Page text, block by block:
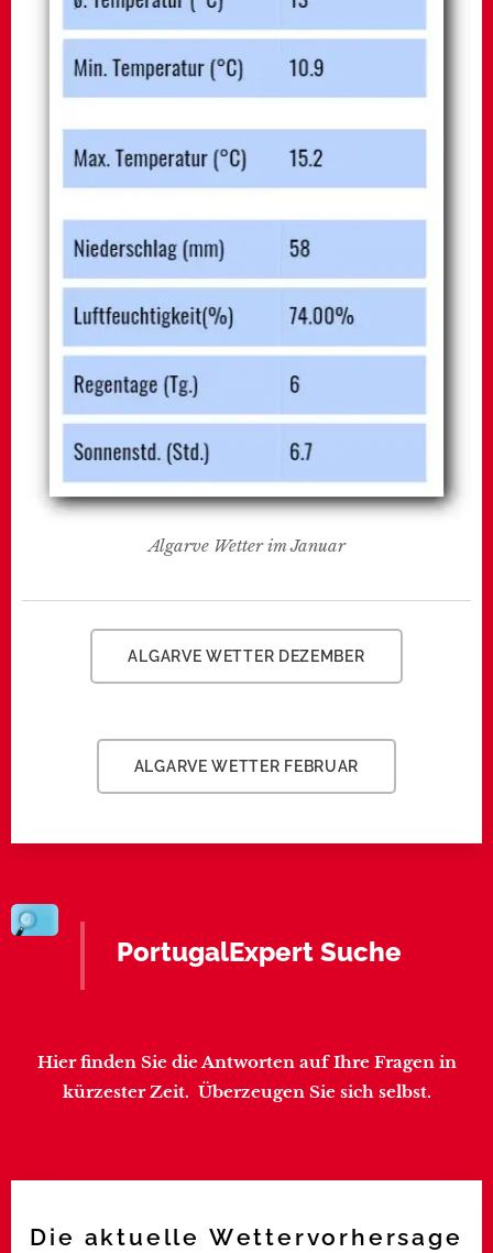
Algarve Wetter im Januar
ALGARVE WETTER DEZEMBER
ALGARVE WETTER FEBRUAR
PortugalExpert Suche
Hier finden Sie die Antworten auf Ihre Fragen in
kürzester Zeit. Überzeugen Sie sich selbst.
Die aktuelle Wettervorhersage